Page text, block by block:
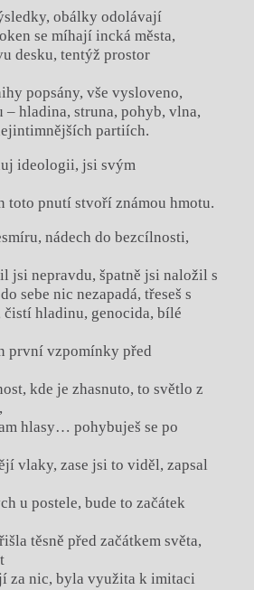
obálky odolávají
se míhají incká města,
desku, tentýž prostor
popsány, vše vysloveno,
– hladina, struna, pohyb, vlna,
partiích.
ideologii, jsi svým
pnutí stvoří známou hmotu.
nádech do bezcílnosti,
jsi nepravdu, špatně jsi naložil s
sebe nic nezapadá, třeseš s
čistí hladinu, genocida, bílé
první vzpomínky před
kde je zhasnuto, to světlo z
hlasy… pohybuješ se po
vlaky, zase jsi to viděl, zapsal
u postele, bude to začátek
těsně před začátkem světa,
za nic, byla využita k imitaci